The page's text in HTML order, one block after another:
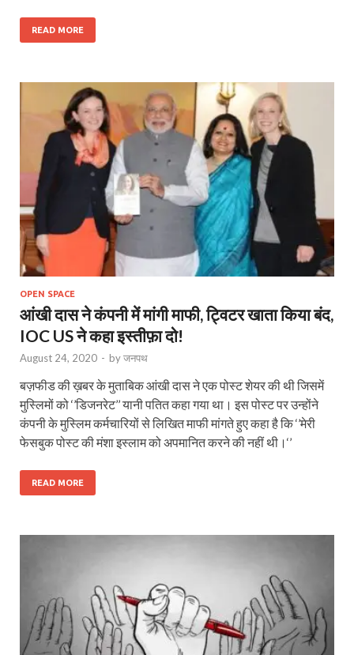
READ MORE
OPEN SPACE
आंखी दास ने कंपनी में मांगी माफी, ट्विटर खाता किया बंद,
IOC US ने कहा इस्‍तीफ़ा दो!
August 24, 2020 - byजनपथ
बज़फीड की ख़बर के मुताबिक आंखी दास ने एक पोस्‍ट शेयर की थी जिसमें
मुस्लिमों को ‘’डिजनरेट’’ यानी पतित कहा गया था। इस पोस्‍ट पर उन्‍होंने
कंपनी के मुस्लिम कर्मचारियों से लिखित माफी मांगते हुए कहा है कि ‘’मेरी
फेसबुक पोस्‍ट की मंशा इस्‍लाम को अपमानित करने की नहीं थी।‘’
READ MORE